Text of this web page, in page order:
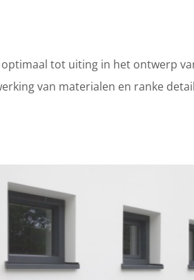
tot uiting in het ontwerp
van materialen en ranke